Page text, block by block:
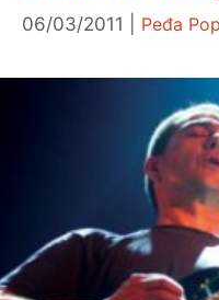
06/03/2011 Peđa